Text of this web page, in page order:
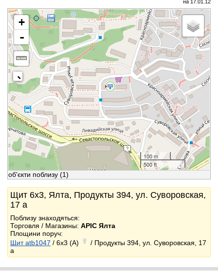
на 17.01.12
+
-
100 m
500 ft
об'єкти поблизу (1)
Щит 6x3, Ялта, Продукты 394, ул. Суворовская,
17 а
Поблизу знаходяться:
Торговля / Магазины: АРІС Ялта
Площини поруч:
Щит atb1047 / 6x3 (A)
/ Продукты 394, ул. Суворовская, 17
а